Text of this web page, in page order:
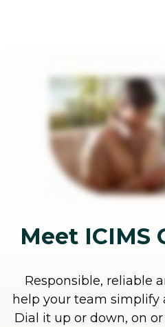
Meet ICIMS
Responsible, reliable
help your team simplify
Dial it up or down, on